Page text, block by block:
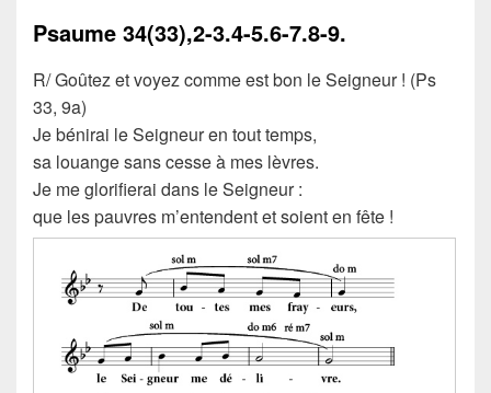
Psaume 34(33),2-3.4-5.6-7.8-9.
R/ Goûtez et voyez comme est bon le Seigneur ! (Ps
33, 9a)
Je bénirai le Seigneur en tout temps,
sa louange sans cesse à mes lèvres.
Je me glorifierai dans le Seigneur :
que les pauvres m’entendent et soient en fête !